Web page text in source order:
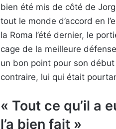
bien été mis de côté de
tout le monde d’accord en
la Roma l’été dernier, le
cage de la meilleure
un bon point pour son début
contraire, lui qui était
« Tout ce qu’il a
l’a bien fait »